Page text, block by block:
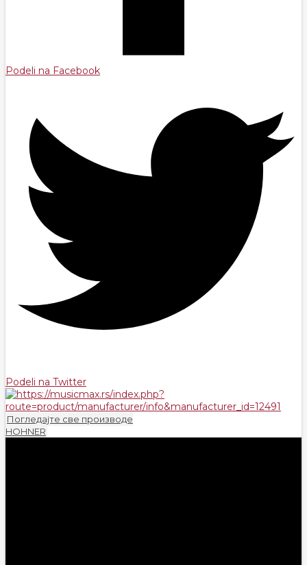
Podeli na Facebook
Podeli na Twitter
Погледајте све производе
HOHNER